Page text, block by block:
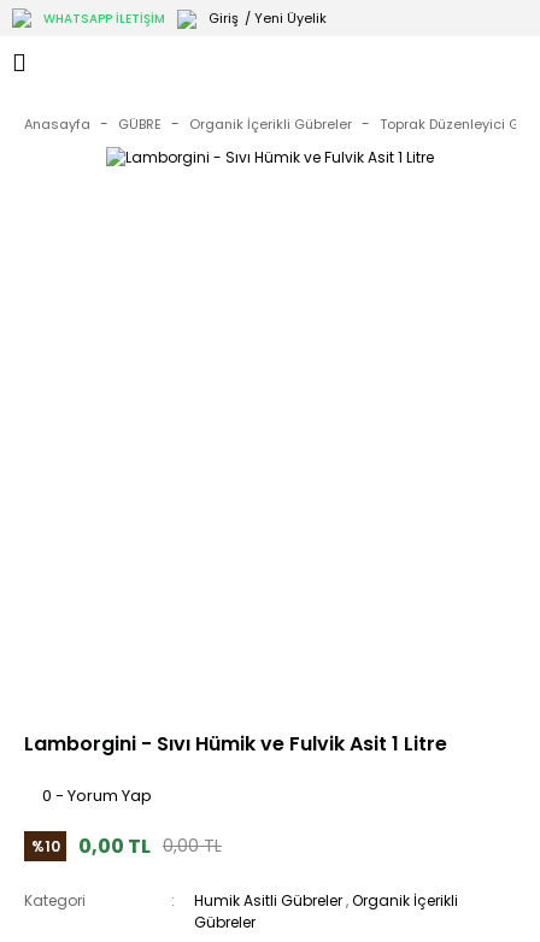
WHATSAPP İLETİŞİM Giriş / Yeni Üyelik
Anasayfa GÜBRE Organik İçerikli Gübreler Toprak Düzenleyici
Lamborgini - Sıvı Hümik ve Fulvik Asit 1 Litre
0 - Yorum Yap
%10 0,00 TL 0,00 TL
Kategori Humik Asitli Gübreler,Organik İçerikli
Gübreler